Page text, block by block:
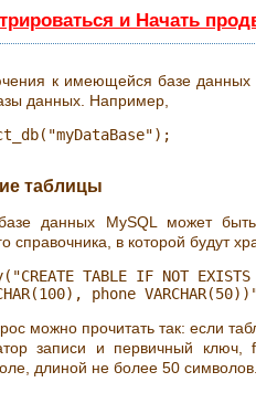
и Начать
к имеющейся базе данных
данных. Например,
таблицы
данных MySQL может
справочника, в которой будут
TABLE IF NOT
можно прочитать так: если
записи и первичный
длиной не более 50 символов.